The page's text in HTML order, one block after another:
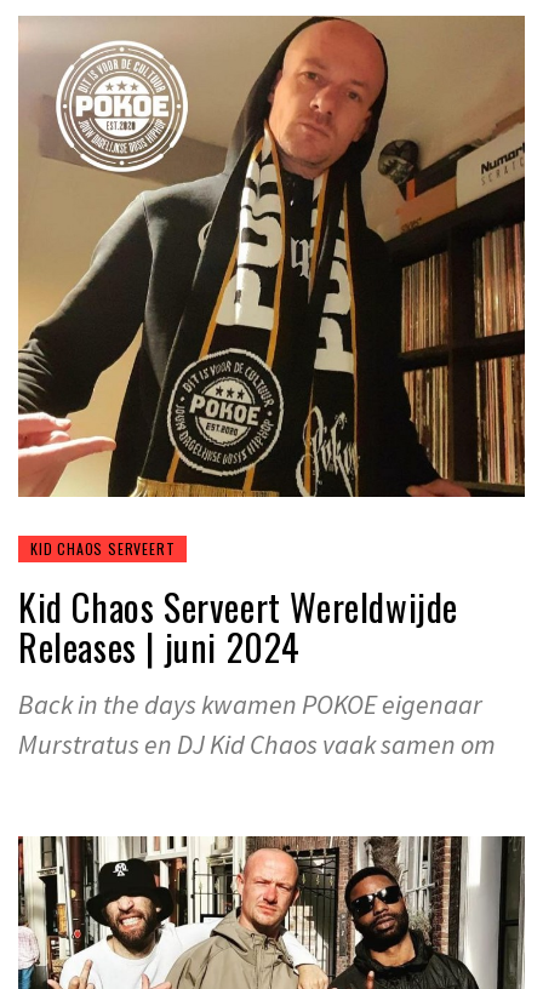
KID CHAOS SERVEERT
Kid Chaos Serveert Wereldwijde
Releases | juni 2024
Back in the days kwamen POKOE eigenaar
Murstratus en DJ Kid Chaos vaak samen om